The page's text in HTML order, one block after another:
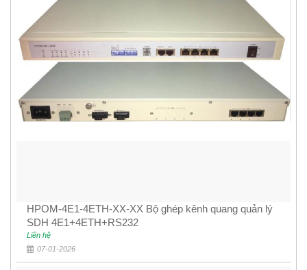
HPOM-4E1-4ETH-XX-XX Bộ ghép kênh quang quản lý
SDH 4E1+4ETH+RS232
Liên hệ
07-01-2026